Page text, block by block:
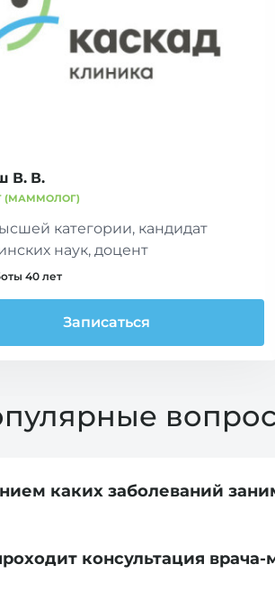
В. В.
(МАММОЛОГ)
категории, кандидат
наук, доцент
40 лет
Записаться
каких заболеваний
Каскад опытный врач-
консультация